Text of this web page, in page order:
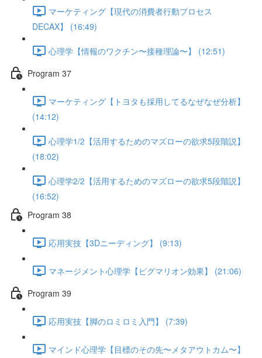
マーケティング【現代の消費者行動プロセス
DECAX】 (16:49)
心理学【情報のワクチン〜接種理論〜】 (12:51)
Program 37
マーケティング【トヨタも採用してるなぜなぜ分析】
(14:12)
心理学1/2【活用するためのマズローの欲求5段階説】
(18:02)
心理学2/2【活用するためのマズローの欲求5段階説】
(16:52)
Program 38
応用実技【3Dニーディング】 (9:13)
マネージメント心理学【ピグマリオン効果】 (21:06)
Program 39
応用実技【脚のロミロミ入門】 (7:39)
マインド心理学【目標のその先〜メタアウトカム〜】